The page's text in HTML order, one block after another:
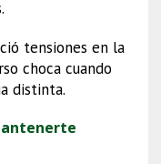
tensiones en la
choca cuando
distinta.